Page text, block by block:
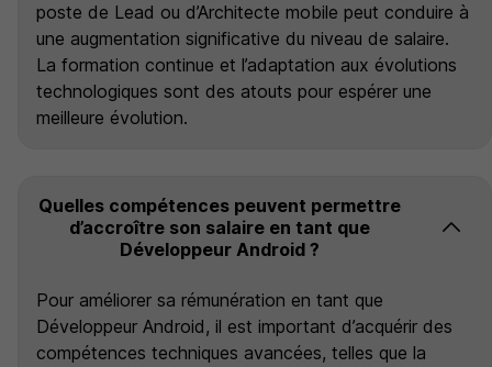
poste de Lead ou d’Architecte mobile peut conduire à
une augmentation significative du niveau de salaire.
La formation continue et l’adaptation aux évolutions
technologiques sont des atouts pour espérer une
meilleure évolution.
Quelles compétences peuvent permettre
d’accroître son salaire en tant que
Développeur Android ?
Pour améliorer sa rémunération en tant que
Développeur Android, il est important d’acquérir des
compétences techniques avancées, telles que la